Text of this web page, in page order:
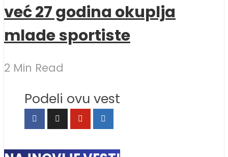
već 27 godina okuplja
mlade sportiste
2 Min Read
Podeli ovu vest